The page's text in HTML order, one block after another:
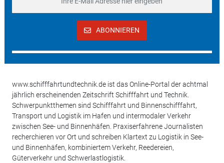
ABONNIEREN
www.schifffahrtundtechnik.de ist das Online-Portal der achtmal
jährlich erscheinenden Zeitschrift Schifffahrt und Technik.
Schwerpunktthemen sind Schifffahrt und Binnenschifffahrt,
Transport und Logistik im Hafen und intermodaler Verkehr
zwischen See- und Binnenhäfen. Praxiserfahrene Journalisten
recherchieren vor Ort und schreiben Klartext zu Logistik in See-
und Binnenhäfen, kombiniertem Verkehr, Reedereien,
Güterverkehr und Schwerlastlogistik.